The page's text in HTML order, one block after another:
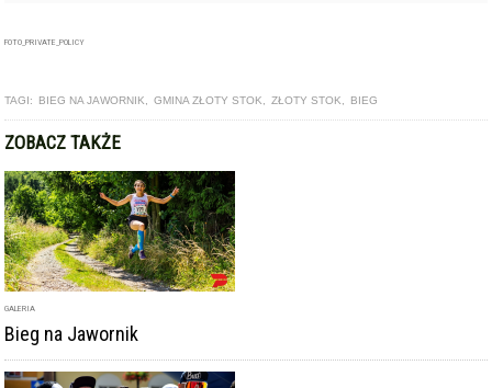
FOTO_PRIVATE_POLICY
TAGI: BIEG NA JAWORNIK GMINA ZŁOTY STOK ZŁOTY STOK BIEG
ZOBACZ TAKŻE
GALERIA
Bieg na Jawornik